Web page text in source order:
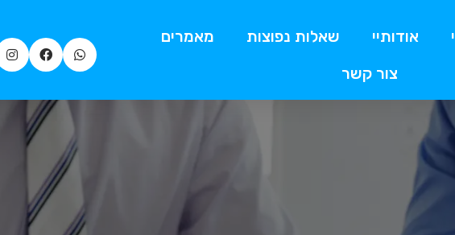
אודותיי שאלות נפוצות
מאמרים
צור קשר